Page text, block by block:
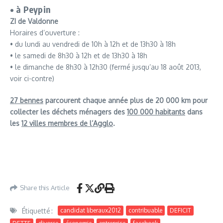
• à Peypin
ZI de Valdonne
Horaires d’ouverture :
• du lundi au vendredi de 10h à 12h et de 13h30 à 18h
• le samedi de 8h30 à 12h et de 13h30 à 18h
• le dimanche de 8h30 à 12h30 (fermé jusqu’au 18 août 2013,
voir ci-contre)
27 bennes parcourent chaque année plus de 20 000 km pour
collecter les déchets ménagers des 100 000 habitants dans
les 12 villes membres de l’Agglo.
Share this Article
Étiquetté : candidat liberaux2012 contribuable
DEFICIT